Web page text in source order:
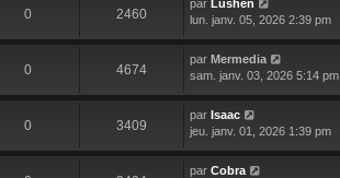
0 2460
par Lushen
lun. janv. 05, 2026 2:39 pm
0 4674
par Mermedia
sam. janv. 03, 2026 5:14 pm
0 3409
par Isaac
jeu. janv. 01, 2026 1:39 pm
par Cobra